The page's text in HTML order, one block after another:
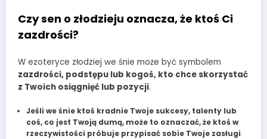
Czy sen o złodzieju oznacza, że ktoś Ci
zazdrości?
W ezoteryce złodziej we śnie może być symbolem
zazdrości, podstępu lub kogoś, kto chce skorzystać
z Twoich osiągnięć lub pozycji.
Jeśli we śnie ktoś kradnie Twoje sukcesy, talenty lub
coś, co jest Twoją dumą, może to oznaczać, że ktoś w
rzeczywistości próbuje przypisać sobie Twoje zasługi.